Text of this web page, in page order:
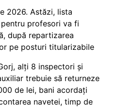
2026. Astăzi, lista
profesori va fi
după repartizarea
pe posturi titularizabile
alți 8 inspectori și
trebuie să returneze
de lei, bani acordați
navetei, timp de